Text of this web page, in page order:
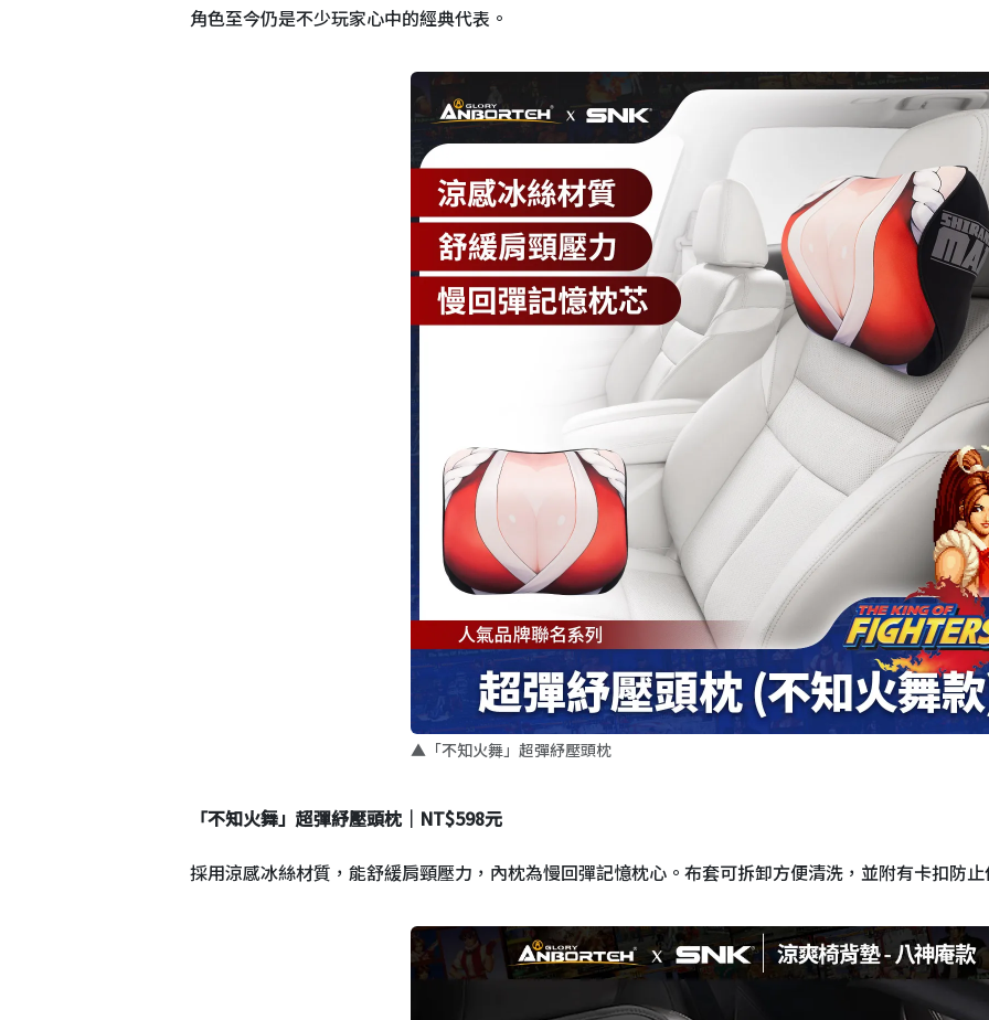
角色至今仍是不少玩家心中的經典代表。
▲「不知火舞」超彈紓壓頭枕
「不知火舞」超彈紓壓頭枕｜NT$598元
採用涼感冰絲材質，能舒緩肩頸壓力，內枕為慢回彈記憶枕心。布套可拆卸方便清洗，並附有卡扣防